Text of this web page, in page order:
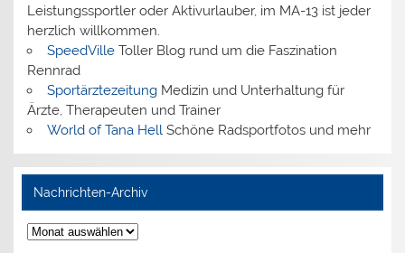
Leistungssportler oder Aktivurlauber, im MA-13 ist jeder
herzlich willkommen.
SpeedVilleToller Blog rund um die Faszination
Rennrad
SportärztezeitungMedizin und Unterhaltung für
Ärzte, Therapeuten und Trainer
World of Tana Hell Schöne Radsportfotos und mehr
Nachrichten-Archiv
Nachrichten-
Archiv